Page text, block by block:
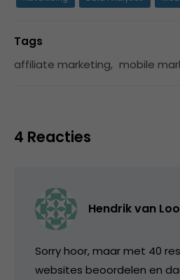
Tags
affiliate marketing, mobile
4 Reacties
Hendrik van Loo
Sorry hoor, maar met 40
websites beoordelen en